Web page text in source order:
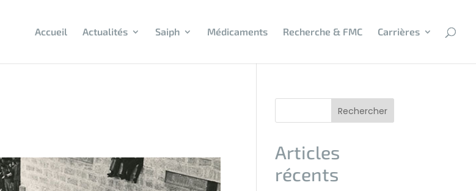
Accueil Actualités Saiph Médicaments Recherche & FMC Carrières
Rechercher
Articles
récents